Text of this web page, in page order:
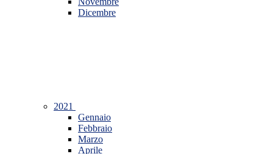
Dicembre
2021
Gennaio
Febbraio
Marzo
Aprile